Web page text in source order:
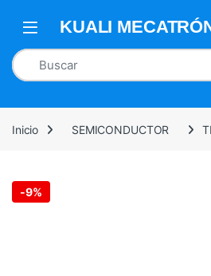
Inicio SEMICONDUCTOR
-9%